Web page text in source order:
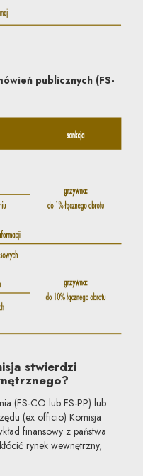
publicznych (FS-
stwierdzi
(FS-CO lub FS-PP) lub
(ex officio) Komisja
finansowy z państwa
rynek wewnętrzny,